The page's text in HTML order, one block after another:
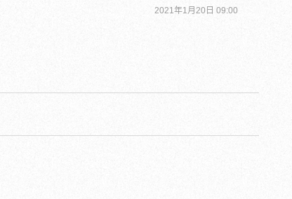
2021年1月20日 09:00